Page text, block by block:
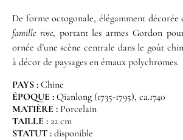
De forme octogonale, élégamment décorée
famille rose, portant les armes Gordon
ornée d’une scène centrale dans le goût
à décor de paysages en émaux polychromes.
PAYS : Chine
ÉPOQUE : Qianlong (1735-1795), ca.1740
MATIÈRE : Porcelain
TAILLE : 22 cm
STATUT : disponible